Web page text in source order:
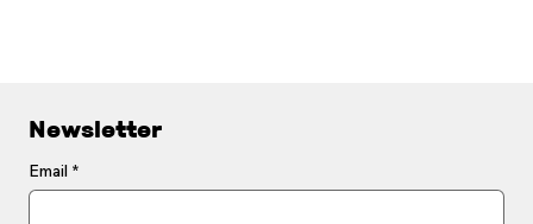
Newsletter
Email *